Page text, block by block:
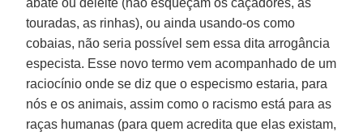
touradas, as rinhas), ou ainda usando-os como
cobaias, não seria possível sem essa dita arrogância
especista. Esse novo termo vem acompanhado de um
raciocínio onde se diz que o especismo estaria, para
nós e os animais, assim como o racismo está para as
raças humanas (para quem acredita que elas existam,